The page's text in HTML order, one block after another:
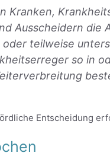
Kranken,
Ausscheidern die
teilweise
so in
Entscheidung